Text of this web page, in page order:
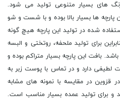
های بسیار متنوعی تولید می ‌شود.
‌ها بسیار بالا بوده و با شست و شو
شده در تولید این پارچه هیچ گونه
برای تولید ملحفه، روتختی و البسه
بافت این پارچه بسیار متراکم بوده و
لطیفی دارد و در تماس با پوست زبر به
قزوین در مقایسه با نمونه ‌های مشابه
برای تولید عمده بسیار مناسب است.